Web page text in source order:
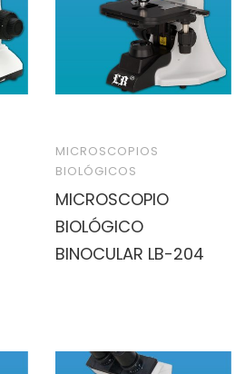
MICROSCOPIOS
BIOLÓGICOS
MICROSCOPIO
BIOLÓGICO
BINOCULAR LB-204